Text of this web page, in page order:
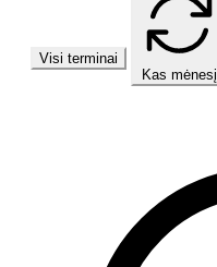
Visi terminai
Kas mėnesį